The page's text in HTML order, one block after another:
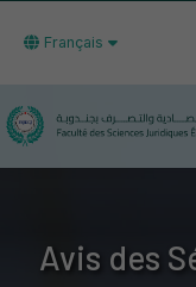
Français
Avis des